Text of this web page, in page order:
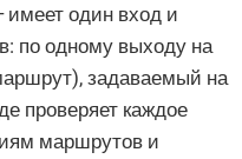
имеет один вход и
по одному выходу на
задаваемый на
проверяет каждое
маршрутов и